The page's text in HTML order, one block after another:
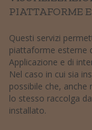
PIATTAFORME
Questi servizi
piattaforme esterne
Applicazione e di
Nel caso in cui sia
possibile che, anche
lo stesso raccolga
installato.